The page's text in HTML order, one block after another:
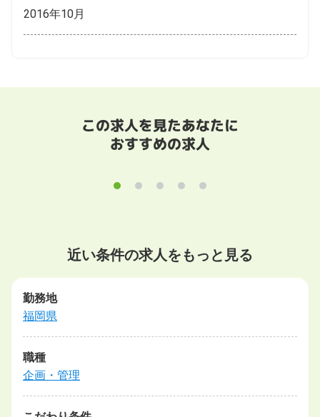
2016年10月
この求人を見たあなたに
おすすめの求人
近い条件の求人をもっと見る
勤務地
福岡県
職種
企画・管理